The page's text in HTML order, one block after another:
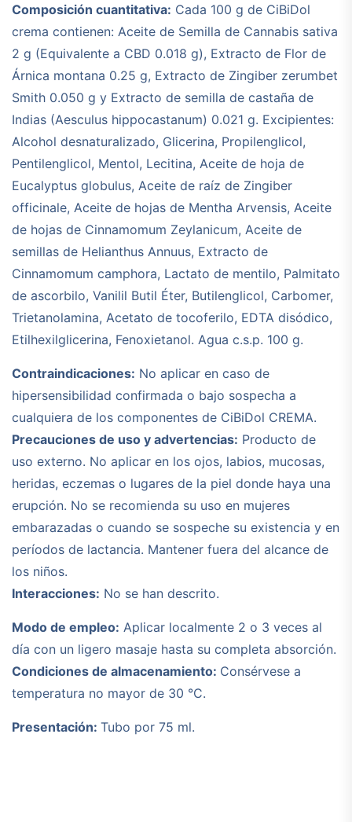
Composición cuantitativa: Cada 100 g de CiBiDol
crema contienen: Aceite de Semilla de Cannabis sativa
2 g (Equivalente a CBD 0.018 g), Extracto de Flor de
Árnica montana 0.25 g, Extracto de Zingiber zerumbet
Smith 0.050 g y Extracto de semilla de castaña de
Indias (Aesculus hippocastanum) 0.021 g. Excipientes:
Alcohol desnaturalizado, Glicerina, Propilenglicol,
Pentilenglicol, Mentol, Lecitina, Aceite de hoja de
Eucalyptus globulus, Aceite de raíz de Zingiber
officinale, Aceite de hojas de Mentha Arvensis, Aceite
de hojas de Cinnamomum Zeylanicum, Aceite de
semillas de Helianthus Annuus, Extracto de
Cinnamomum camphora, Lactato de mentilo, Palmitato
de ascorbilo, Vanilil Butil Éter, Butilenglicol, Carbomer,
Trietanolamina, Acetato de tocoferilo, EDTA disódico,
Etilhexilglicerina, Fenoxietanol. Agua c.s.p. 100 g.
Contraindicaciones: No aplicar en caso de
hipersensibilidad confirmada o bajo sospecha a
cualquiera de los componentes de CiBiDol CREMA.
Precauciones de uso y advertencias: Producto de
uso externo. No aplicar en los ojos, labios, mucosas,
heridas, eczemas o lugares de la piel donde haya una
erupción. No se recomienda su uso en mujeres
embarazadas o cuando se sospeche su existencia y en
períodos de lactancia. Mantener fuera del alcance de
los niños.
Interacciones: No se han descrito.
Modo de empleo: Aplicar localmente 2 o 3 veces al
día con un ligero masaje hasta su completa absorción.
Condiciones de almacenamiento: Consérvese a
temperatura no mayor de 30 °C.
Presentación: Tubo por 75 ml.